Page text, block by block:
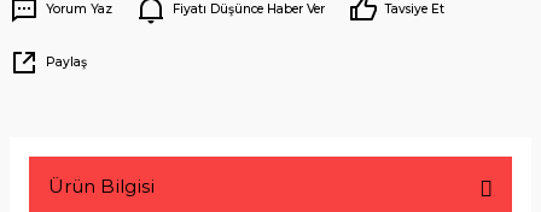
Yorum Yaz Fiyatı Düşünce Haber Ver Tavsiye Et
Paylaş
Ürün Bilgisi